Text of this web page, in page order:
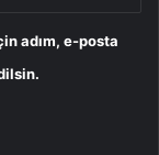
adım, e-posta